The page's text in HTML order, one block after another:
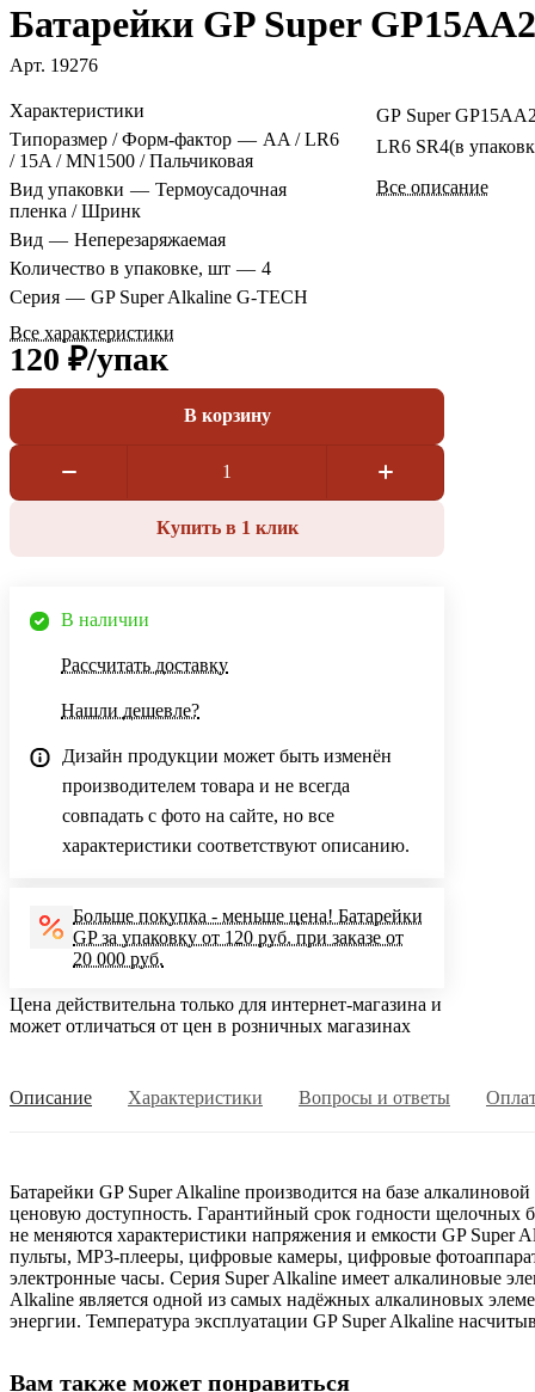
Батарейки GP Super
Арт. 19276
Характеристики
Типоразмер / Форм-фактор — AA / LR6
/ 15A / MN1500 / Пальчиковая
Вид упаковки — Термоусадочная
пленка / Шринк
Вид — Неперезаряжаемая
Количество в упаковке, шт — 4
Серия — GP Super Alkaline G-TECH
Все характеристики
GP Super
LR6 SR4(в
Все описание
120 ₽/упак
В корзину
Купить в 1 клик
В наличии
Рассчитать доставку
Нашли дешевле?
Дизайн продукции может быть изменён
производителем товара и не всегда
совпадать с фото на сайте, но все
характеристики соответствуют описанию.
Больше покупка - меньше цена! Батарейки
GP за упаковку от 120 руб. при заказе от
20 000 руб.
Цена действительна только для интернет-магазина и
может отличаться от цен в розничных магазинах
Описание Характеристики Вопросы и ответы
Батарейки GP Super Alkaline производится на базе
ценовую доступность. Гарантийный срок годности щелочных
не меняются характеристики напряжения и емкости GP
пульты, MP3-плееры, цифровые камеры, цифровые
электронные часы. Серия Super Alkaline имеет алкалиновые
Alkaline является одной из самых надёжных алкалиновых
энергии. Температура эксплуатации GP Super Alkaline
Вам также может понравиться